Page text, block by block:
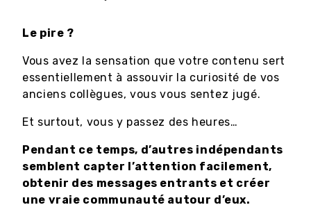
Le pire ?
Vous avez la sensation que votre contenu sert
essentiellement à assouvir la curiosité de vos
anciens collègues, vous vous sentez jugé.
Et surtout, vous y passez des heures…
Pendant ce temps, d’autres indépendants
semblent capter l’attention facilement,
obtenir des messages entrants et créer
une vraie communauté autour d’eux.